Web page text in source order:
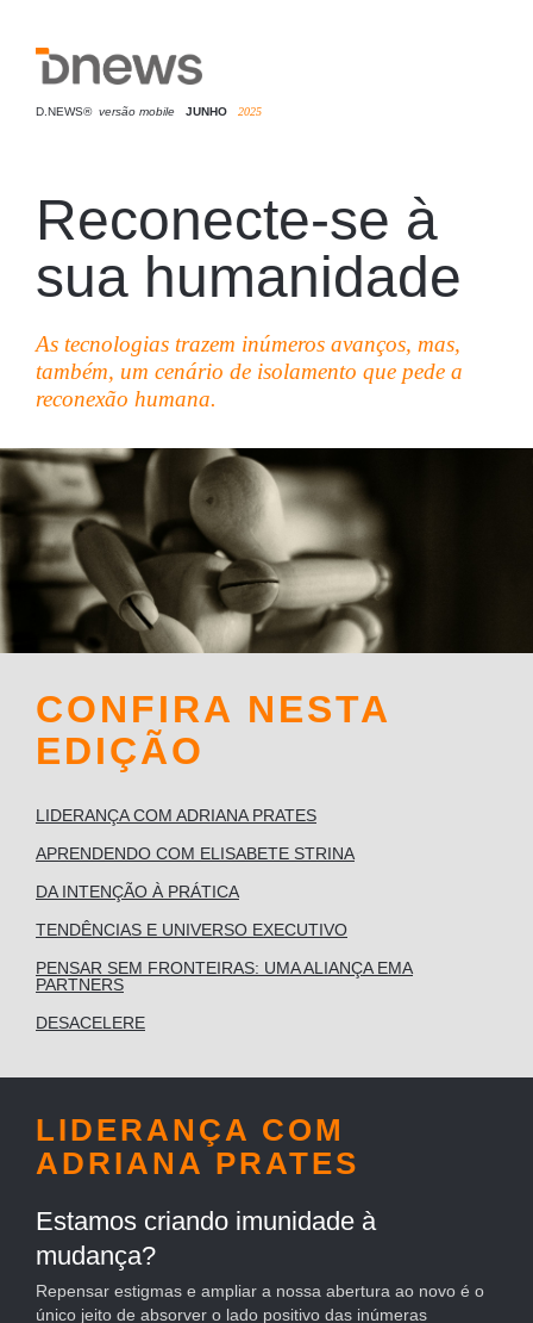
D.NEWS® versão mobile JUNHO 2025
Reconecte-se à
sua humanidade
As tecnologias trazem inúmeros avanços, mas,
também, um cenário de isolamento que pede a
reconexão humana.
CONFIRA NESTA
EDIÇÃO
LIDERANÇA COM ADRIANA PRATES
APRENDENDO COM ELISABETE STRINA
DA INTENÇÃO À PRÁTICA
TENDÊNCIAS E UNIVERSO EXECUTIVO
PENSAR SEM FRONTEIRAS: UMA ALIANÇA EMA
PARTNERS
DESACELERE
LIDERANÇA COM
ADRIANA PRATES
Estamos criando imunidade à
mudança?
Repensar estigmas e ampliar a nossa abertura ao novo é o
único jeito de absorver o lado positivo das inúmeras